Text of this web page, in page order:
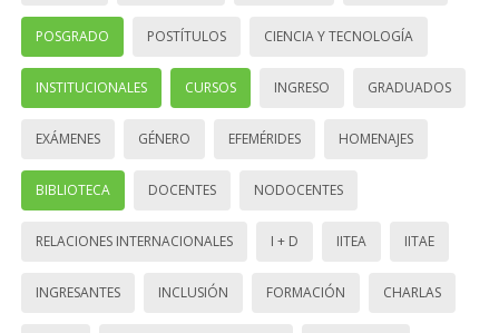
POSGRADO POSTÍTULOS CIENCIA Y TECNOLOGÍA
INSTITUCIONALES CURSOS INGRESO GRADUADOS
EXÁMENES GÉNERO EFEMÉRIDES HOMENAJES
BIBLIOTECA DOCENTES NODOCENTES
RELACIONES INTERNACIONALES I + D IITEA IITAE
INGRESANTES INCLUSIÓN FORMACIÓN CHARLAS